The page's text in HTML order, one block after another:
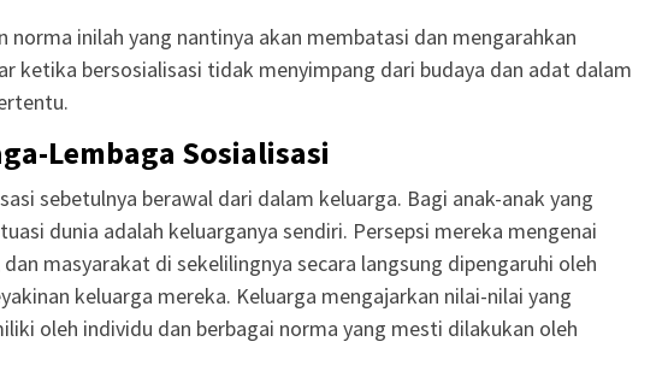
norma inilah yang nantinya akan membatasi dan mengarahkan
ketika bersosialisasi tidak menyimpang dari budaya dan adat dalam
Lembaga Sosialisasi
sebetulnya berawal dari dalam keluarga. Bagi anak-anak yang
dunia adalah keluarganya sendiri. Persepsi mereka mengenai
masyarakat di sekelilingnya secara langsung dipengaruhi oleh
keluarga mereka. Keluarga mengajarkan nilai-nilai yang
oleh individu dan berbagai norma yang mesti dilakukan oleh